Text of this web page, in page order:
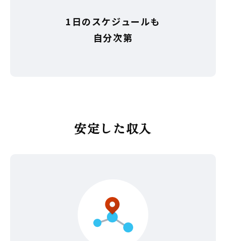
1日のスケジュールも
自分次第
安定した収入